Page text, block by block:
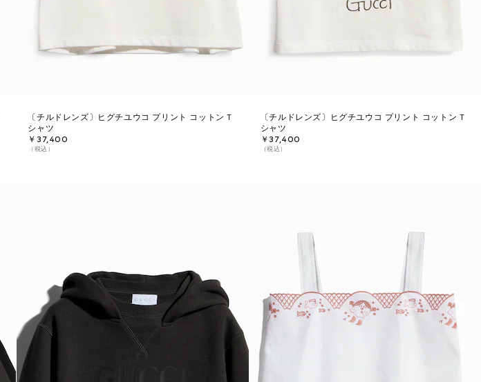
〔チルドレンズ〕ヒグチユウコ プリント コットン T
シャツ
￥37,400
（税込）
〔チルドレンズ〕ヒグチユウコ プリント コットン T
シャツ
￥37,400
（税込）